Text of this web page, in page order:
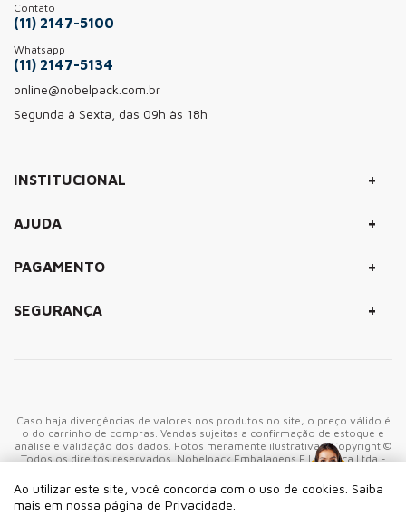
Ao utilizar este site, você concorda com o uso de cookies. Saiba
mais em nossa página de Privacidade.
Contato
(11) 2147-5100
Whatsapp
(11) 2147-5134
online@nobelpack.com.br
Segunda à Sexta, das 09h às 18h
INSTITUCIONAL +
AJUDA +
PAGAMENTO +
SEGURANÇA +
Caso haja divergências de valores nos produtos no site, o preço válido é
o do carrinho de compras. Vendas sujeitas a confirmação de estoque e
análise e validação dos dados. Fotos meramente ilustrativas. Copyright ©
Todos os direitos reservados. Nobelpack Embalagens E Logistica Ltda -
000 São Paulo-SP - Brasil